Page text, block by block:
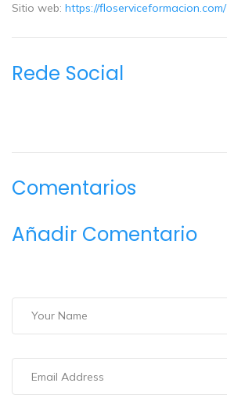
Sitio web: https://floserviceformacion.com/
Rede Social
Comentarios
Añadir Comentario